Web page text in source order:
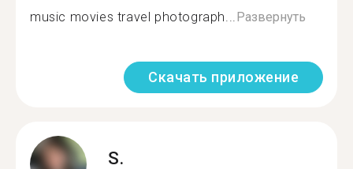
music movies travel photograph... Развернуть
Скачать приложение
S.